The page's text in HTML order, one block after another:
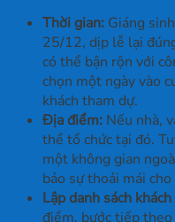
Thời gian: Giáng
25/12, dịp lễ lại
có thể bận rộn với
chọn một ngày vào
khách tham dự.
Địa điểm: Nếu nhà,
thể tổ chức tại đó.
một không gian
bảo sự thoải mái
Lập danh sách
điểm, bước tiếp theo